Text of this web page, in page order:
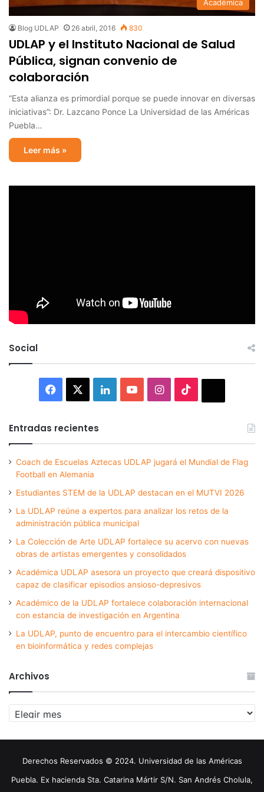
Académica
Blog UDLAP 26 abril, 2016 830
UDLAP y el Instituto Nacional de Salud
Pública, signan convenio de
colaboración
“Esta alianza es primordial porque se puede innovar en diversas
iniciativas”: Dr. Lazcano Ponce La Universidad de las Américas
Puebla…
Leer más »
Social
Facebook LinkedInYouTubeInstagram
Entradas recientes
Coach de Escuelas Aztecas UDLAP jugará el Mundial de Flag
Football en Alemania
Estudiantes STEM de la UDLAP destacan en el MUTVI 2026
La UDLAP reúne a expertos para analizar los retos de la
administración pública municipal
La Colección de Arte UDLAP fortalece su acervo con nuevas
obras de artistas emergentes y consolidados
Académica UDLAP asesora un proyecto que creará dispositivo
capaz de clasificar episodios ansioso-depresivos
Académico de la UDLAP fortalece colaboración internacional
con estancia de investigación en Argentina
La UDLAP, punto de encuentro para el intercambio científico
en bioinformática y redes complejas
Archivos
Archivos
Derechos Reservados © 2024. Universidad de las Américas
Puebla. Ex hacienda Sta. Catarina Mártir S/N. San Andrés Cholula,